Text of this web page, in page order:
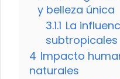
y belleza única
3.1.1 La
4 Impacto
naturales